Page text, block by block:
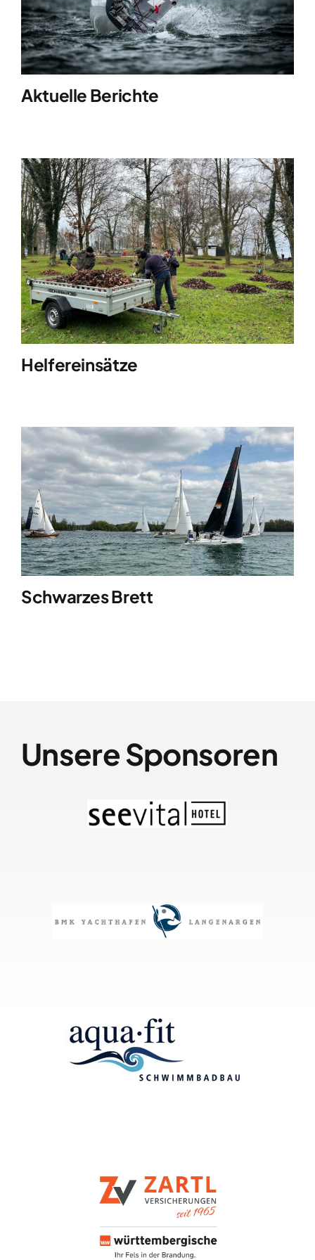
Clubboote
Clubhaus
Sponsoren
Aktuelle Berichte
Helfereinsätze
Schwarzes Brett
Unsere Sponsoren